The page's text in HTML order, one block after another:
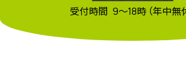
受付時間 9〜18時 （年中無